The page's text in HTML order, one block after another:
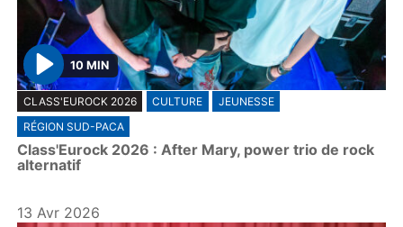
P
l
a
y
10 MIN
CLASS'EUROCK 2026 CULTURE
JEUNESSE
RÉGION SUD-PACA
Class'Eurock 2026 : After Mary, power trio de rock
alternatif
13 Avr 2026